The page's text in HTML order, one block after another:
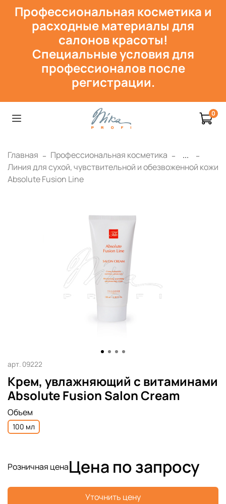
Профессиональная косметика и
расходные материалы для
салонов красоты!
Специальные условия для
профессионалов после
регистрации.
0
Главная Профессиональная косметика
...
Линия для сухой, чувствительной и обезвоженной кожи
Absolute Fusion Line
арт. 09222
Крем, увлажняющий с витаминами
Absolute Fusion Salon Cream
Объем
100 мл
Розничная ценаЦена по запросу
Уточнить цену